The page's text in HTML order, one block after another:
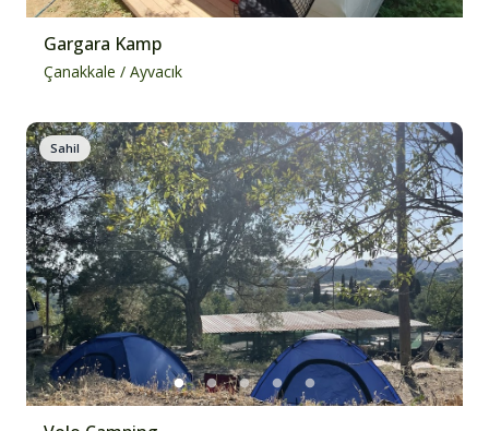
Gargara Kamp
Çanakkale / Ayvacık
Sahil